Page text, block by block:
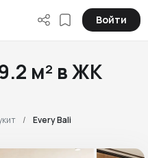
Войти
м² в ЖК
Every Bali